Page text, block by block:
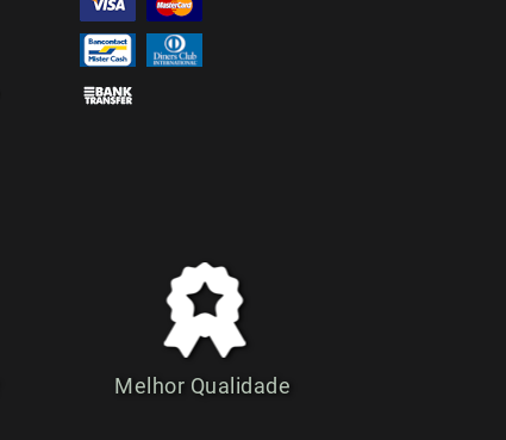
Melhor Qualidade